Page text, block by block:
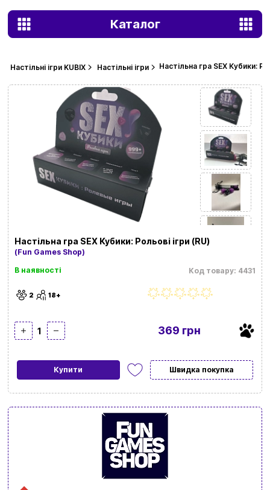
Каталог
Настільні ігри KUBIX Настільні ігри Настільна гра SEX Кубики:
Настільна гра SEX Кубики: Рольові ігри (RU)
(Fun Games Shop)
Код товару: 4431
В наявності
2 18+
369 грн
1
Купити Швидка покупка